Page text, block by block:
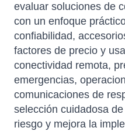
evaluar soluciones de
con un enfoque
confiabilidad,
factores de precio y
conectividad remota,
emergencias,
comunicaciones de
selección cuidadosa
riesgo y mejora la